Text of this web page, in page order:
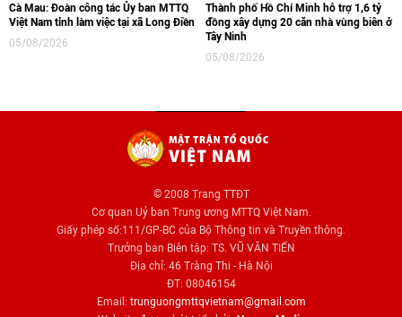
Cà Mau: Đoàn công tác Ủy ban MTTQ
Việt Nam tỉnh làm việc tại xã Long Điền
05/08/2026
Thành phố Hồ Chí Minh hỗ trợ 1,6 tỷ
đồng xây dựng 20 căn nhà vùng biên ở
Tây Ninh
05/08/2026
© 2008 Trang TTĐT
Cơ quan Uỷ ban Trung ương MTTQ Việt Nam.
Giấy phép số:111/GP-BC của Bộ Thông tin và Truyền thông.
Trưởng ban Biên tập: TS. VŨ VĂN TIẾN
Địa chỉ: 46 Tràng Thi - Hà Nội
ĐT: 08046154
Email: trunguongmttqvietnam@gmail.com